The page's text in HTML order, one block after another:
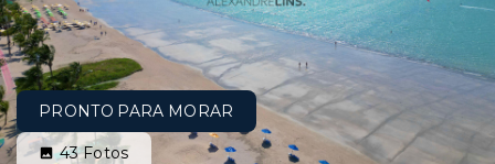
PRONTO PARA MORAR
43Fotos